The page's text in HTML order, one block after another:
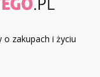
zakupach i życiu